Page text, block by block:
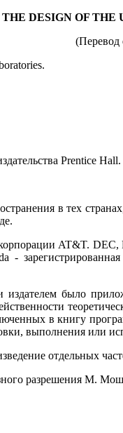
THE DESIGN OF THE
(Перевод
Prentice Hall.
в тех
AT&T.
-
было
в книгу
выполнения или
отдельных
разрешения М.